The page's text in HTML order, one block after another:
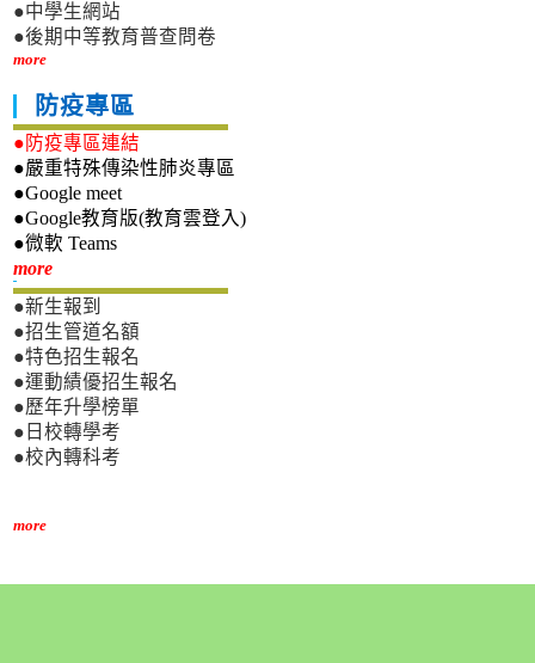
●中學生網站
●後期中等教育普查問卷
more
防疫專區
●防疫專區連結
●嚴重特殊傳染性肺炎專區
●Google meet
●Google教育版(教育雲登入)
●微軟 Teams
more新生專區
●新生報到
●招生管道名額
●特色招生報名
●運動績優招生報名
●歷年升學榜單
●日校轉學考
●校內轉科考
more